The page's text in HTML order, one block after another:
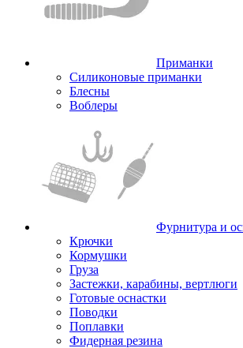
Приманки
Силиконовые приманки
Блесны
Воблеры
Фурнитура и
Крючки
Кормушки
Груза
Застежки, карабины, вертлюги
Готовые оснастки
Поводки
Поплавки
Фидерная резина